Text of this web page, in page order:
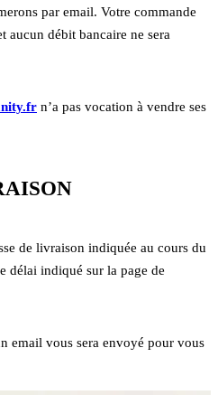
par email. Votre commande
aucun débit bancaire ne sera
n’a pas vocation à vendre ses
de livraison indiquée au cours du
délai indiqué sur la page de
email vous sera envoyé pour vous